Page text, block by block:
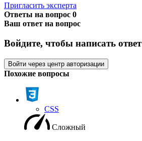
Пригласить эксперта
Ответы на вопрос 0
Ваш ответ на вопрос
Войдите, чтобы написать ответ
Войти через центр авторизации
Похожие вопросы
CSS
Сложный